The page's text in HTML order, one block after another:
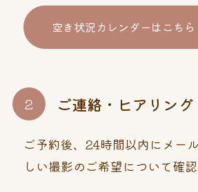
空き状況カレンダーはこちら
ご連絡・ヒアリング
ご予約後、24時間以内にメー
しい撮影のご希望について確認